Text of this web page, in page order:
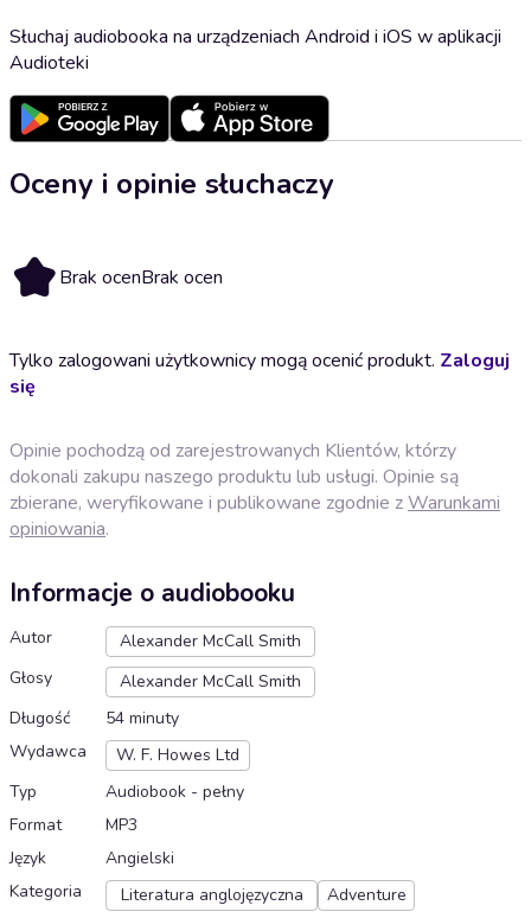
Słuchaj audiobooka na urządzeniach Android i iOS w aplikacji
Audioteki
Oceny i opinie słuchaczy
Brak ocenBrak ocen
Tylko zalogowani użytkownicy mogą ocenić produkt. Zaloguj
się
Opinie pochodzą od zarejestrowanych Klientów, którzy
dokonali zakupu naszego produktu lub usługi. Opinie są
zbierane, weryfikowane i publikowane zgodnie zWarunkami
opiniowania.
Informacje o audiobooku
Autor
Alexander McCall Smith
Głosy
Alexander McCall Smith
Długość
54 minuty
Wydawca
W. F. Howes Ltd
Typ
Audiobook - pełny
Format
MP3
Język
Angielski
Kategoria
Literatura anglojęzyczna Adventure